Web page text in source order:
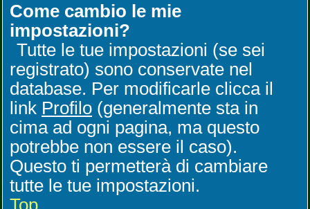
Come cambio le mie
impostazioni?
Tutte le tue impostazioni (se sei
registrato) sono conservate nel
database. Per modificarle clicca il
link Profilo (generalmente sta in
cima ad ogni pagina, ma questo
potrebbe non essere il caso).
Questo ti permetterà di cambiare
tutte le tue impostazioni.
Top